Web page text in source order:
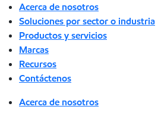
Acerca de nosotros
Soluciones por sector o industria
Productos y servicios
Marcas
Recursos
Contáctenos
Acerca de nosotros